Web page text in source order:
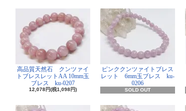
高品質天然石 クンツァイ
トブレスレットAA 10mm玉
ブレス ku-0207
12,078円(税1,098円)
ピンククンツァイトブレス
レット 6mm玉ブレス ku-
0206
SOLD OUT